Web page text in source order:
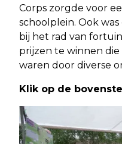
Corps zorgde voor
schoolplein. Ook
bij het rad van
prijzen te winnen
waren door diverse
Klik op de